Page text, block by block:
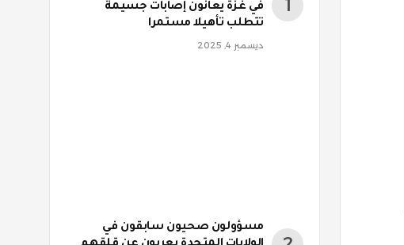
في غزة يعانون إصابات جسيمة
تتطلب تأهيلا مستمرا
ديسمبر 4, 2025
مسؤولون صحيون سابقون في